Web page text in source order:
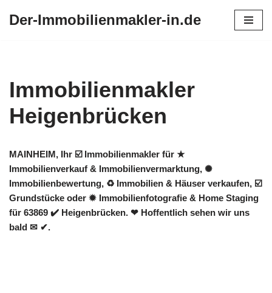
Der-Immobilienmakler-in.de
Immobilienmakler
Heigenbrücken
MAINHEIM, Ihr ☑️ Immobilienmakler für ★
Immobilienverkauf & Immobilienvermarktung, ✺
Immobilienbewertung, ♻ Immobilien & Häuser verkaufen, ☑️
Grundstücke oder ✹ Immobilienfotografie & Home Staging
für 63869 ✔️ Heigenbrücken. ❤ Hoffentlich sehen wir uns
bald ✉ ✔.